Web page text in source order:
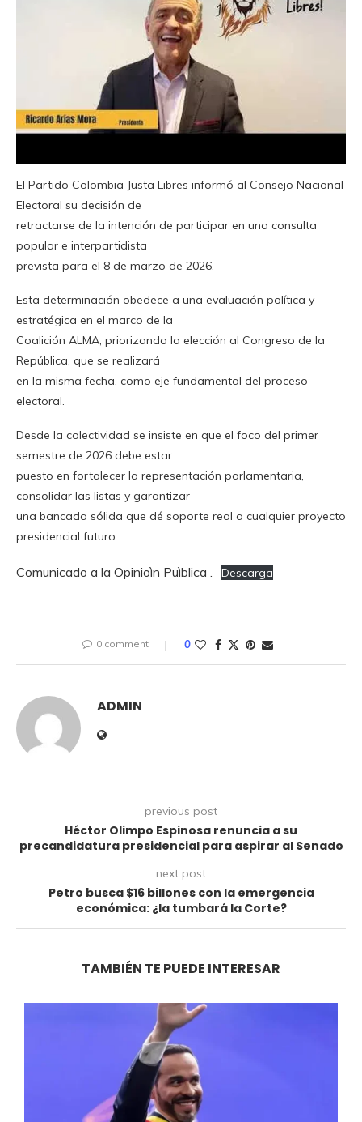
El Partido Colombia Justa Libres informó al Consejo Nacional
Electoral su decisión de
retractarse de la intención de participar en una consulta
popular e interpartidista
prevista para el 8 de marzo de 2026.
Esta determinación obedece a una evaluación política y
estratégica en el marco de la
Coalición ALMA, priorizando la elección al Congreso de la
República, que se realizará
en la misma fecha, como eje fundamental del proceso
electoral.
Desde la colectividad se insiste en que el foco del primer
semestre de 2026 debe estar
puesto en fortalecer la representación parlamentaria,
consolidar las listas y garantizar
una bancada sólida que dé soporte real a cualquier proyecto
presidencial futuro.
Comunicado a la Opinioìn Puìblica . Descarga
0 comment 0
ADMIN
previous post
Héctor Olimpo Espinosa renuncia a su
precandidatura presidencial para aspirar al Senado
next post
Petro busca $16 billones con la emergencia
económica: ¿la tumbará la Corte?
TAMBIÉN TE PUEDE INTERESAR